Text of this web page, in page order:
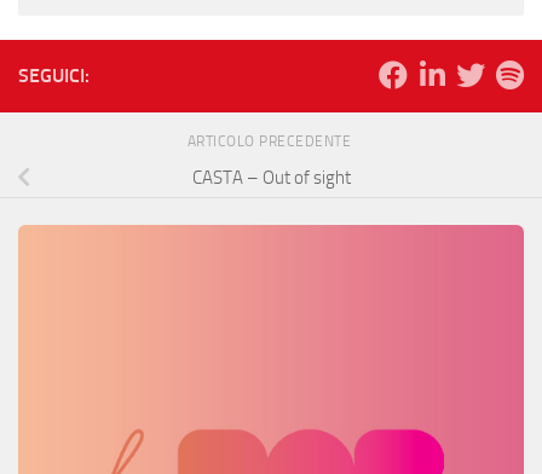
SEGUICI:
ARTICOLO PRECEDENTE
CASTA – Out of sight